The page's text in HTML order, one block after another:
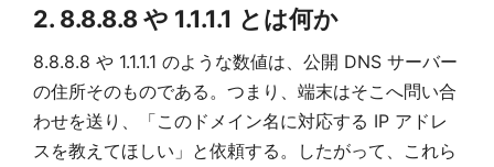
2. 8.8.8.8 や 1.1.1.1 とは何か
8.8.8.8 や 1.1.1.1 のような数値は、公開 DNS サーバー
の住所そのものである。つまり、端末はそこへ問い合
わせを送り、「このドメイン名に対応する IP アドレ
スを教えてほしい」と依頼する。したがって、これら